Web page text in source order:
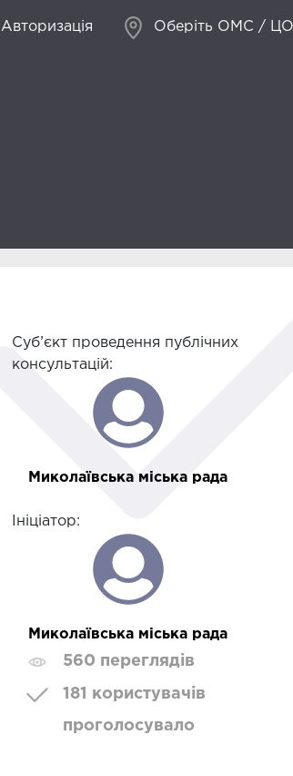
Авторизація Оберіть ОМС /
Суб’єкт проведення публічних
консультацій:
Миколаївська міська рада
Ініціатор:
Миколаївська міська рада
560 переглядів
181 користувачів
проголосувало